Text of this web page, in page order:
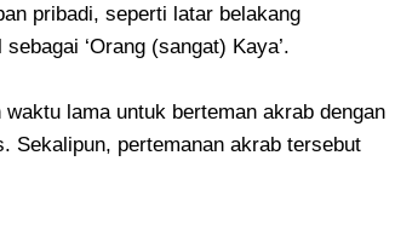
pribadi, seperti latar belakang
‘Orang (sangat) Kaya’.
lama untuk berteman akrab dengan
Sekalipun, pertemanan akrab tersebut